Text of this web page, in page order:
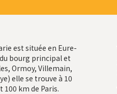
est située en Eure-
bourg principal et
Ormoy, Villemain,
elle se trouve à 10
100 km de Paris.